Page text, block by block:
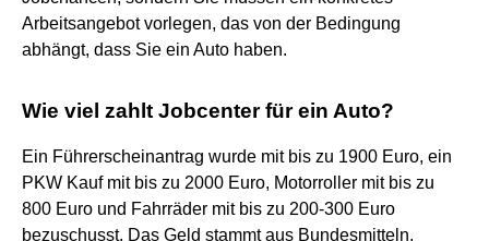
Arbeitsangebot vorlegen, das von der Bedingung
abhängt, dass Sie ein Auto haben.
Wie viel zahlt Jobcenter für ein Auto?
Ein Führerscheinantrag wurde mit bis zu 1900 Euro, ein
PKW Kauf mit bis zu 2000 Euro, Motorroller mit bis zu
800 Euro und Fahrräder mit bis zu 200-300 Euro
bezuschusst. Das Geld stammt aus Bundesmitteln,